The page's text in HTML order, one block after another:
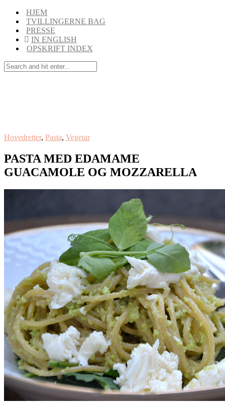
HJEM
TVILLINGERNE BAG
PRESSE
IN ENGLISH
OPSKRIFT INDEX
Hovedretter, Pasta, Vegetar
PASTA MED EDAMAME
GUACAMOLE OG MOZZARELLA